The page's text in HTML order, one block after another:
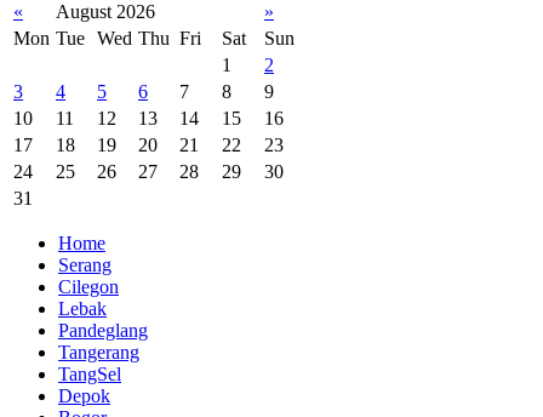
« August 2026
»
Mon Tue Wed Thu Fri Sat
Sun
1
2
3
4 5 6 7 8
9
10
11 12 13 14 15
16
17
18 19 20 21 22
23
24
25 26 27 28 29
30
31
Home
Serang
Cilegon
Lebak
Pandeglang
Tangerang
TangSel
Depok